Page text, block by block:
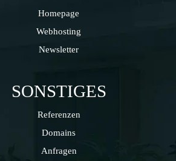
Homepage
Webhosting
Newsletter
SONSTIGES
Referenzen
Domains
Anfragen